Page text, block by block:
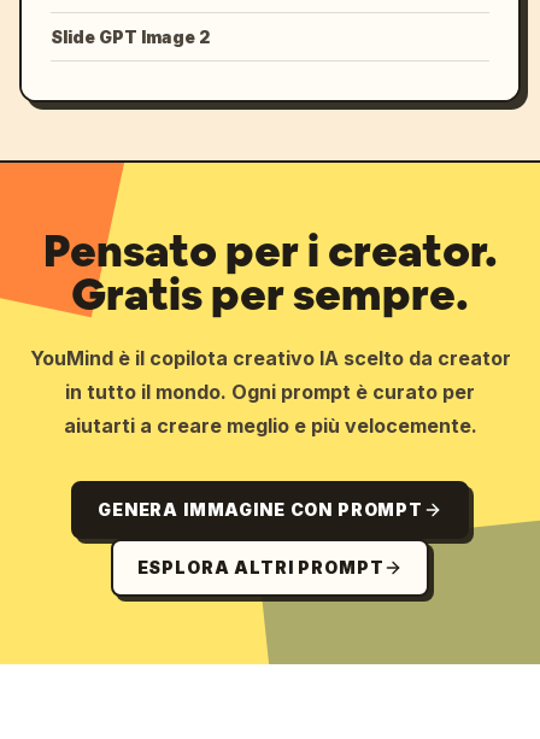
Slide GPT Image 2
Pensato per i creator.
Gratis per sempre.
YouMind è il copilota creativo IA scelto da creator
in tutto il mondo. Ogni prompt è curato per
aiutarti a creare meglio e più velocemente.
GENERA IMMAGINE CON PROMPT
ESPLORA ALTRI PROMPT